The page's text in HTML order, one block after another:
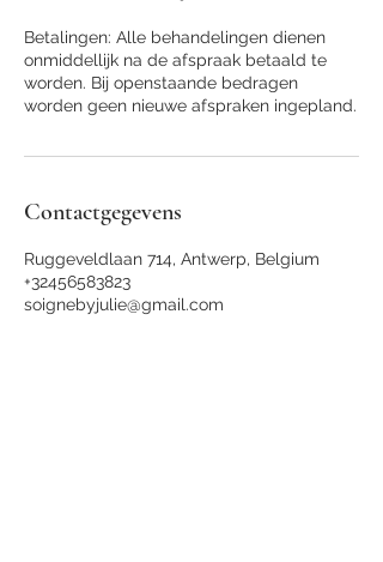
Betalingen: Alle behandelingen dienen
onmiddellijk na de afspraak betaald te
worden. Bij openstaande bedragen
worden geen nieuwe afspraken ingepland.
Contactgegevens
Ruggeveldlaan 714, Antwerp, Belgium
+32456583823
soignebyjulie@gmail.com